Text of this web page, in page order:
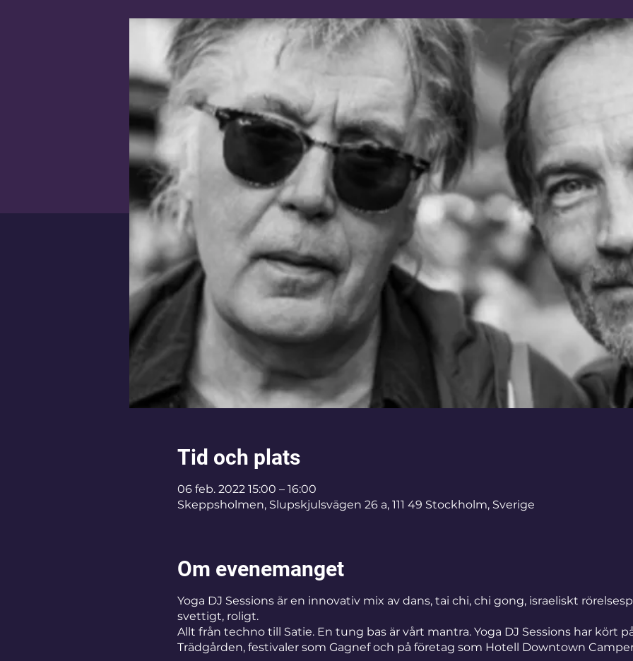
Tid och plats
06 feb. 2022 15:00 – 16:00
Skeppsholmen, Slupskjulsvägen 26 a, 111 49 Stockholm, Sverige
Om evenemanget
Yoga DJ Sessions är en innovativ mix av dans, tai chi, chi gong, israeliskt
svettigt, roligt.
Allt från techno till Satie. En tung bas är vårt mantra. Yoga DJ Sessions har kört
Trädgården, festivaler som Gagnef och på företag som Hotell Downtown